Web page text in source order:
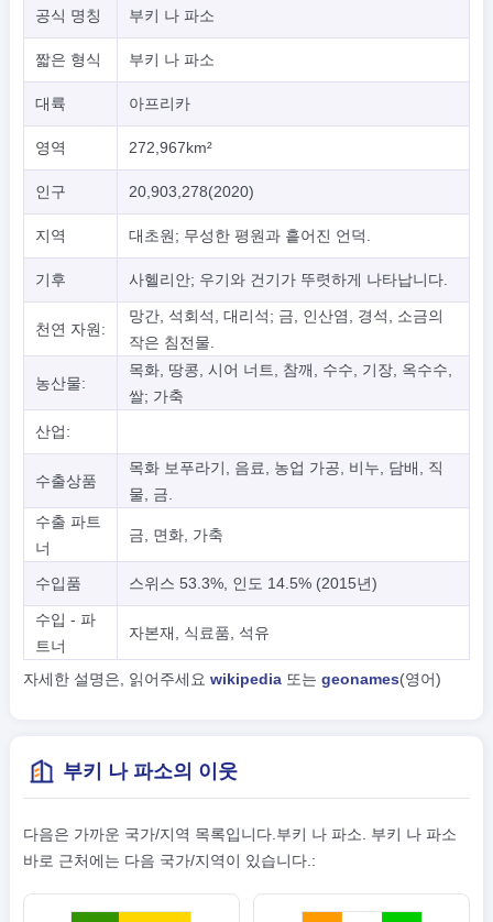
공식 명칭 부키 나 파소
짧은 형식 부키 나 파소
대륙 아프리카
영역 272,967km²
인구 20,903,278(2020)
지역 대초원; 무성한 평원과 흩어진 언덕.
기후 사헬리안; 우기와 건기가 뚜렷하게 나타납니다.
천연 자원:
망간, 석회석, 대리석; 금, 인산염, 경석, 소금의
작은 침전물.
농산물:
목화, 땅콩, 시어 너트, 참깨, 수수, 기장, 옥수수,
쌀; 가축
산업:
수출상품
목화 보푸라기, 음료, 농업 가공, 비누, 담배, 직
물, 금.
수출 파트
너
금, 면화, 가축
수입품 스위스 53.3%, 인도 14.5% (2015년)
수입 - 파
트너
자본재, 식료품, 석유
자세한 설명은, 읽어주세요 wikipedia또는 geonames(영어)
부키 나 파소의 이웃
다음은 가까운 국가/지역 목록입니다.부키 나 파소. 부키 나 파소
바로 근처에는 다음 국가/지역이 있습니다.: